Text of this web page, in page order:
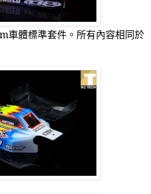
車體標準套件。所有內容相同於